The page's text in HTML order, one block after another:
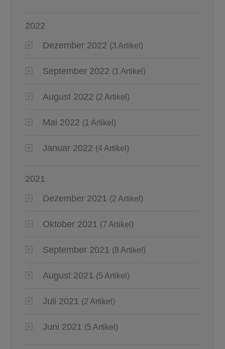
2022
Dezember 2022 (3 Artikel)
September 2022 (1 Artikel)
August 2022 (2 Artikel)
Mai 2022 (1 Artikel)
Januar 2022 (4 Artikel)
2021
Dezember 2021 (2 Artikel)
Oktober 2021 (7 Artikel)
September 2021 (8 Artikel)
August 2021 (5 Artikel)
Juli 2021 (2 Artikel)
Juni 2021 (5 Artikel)